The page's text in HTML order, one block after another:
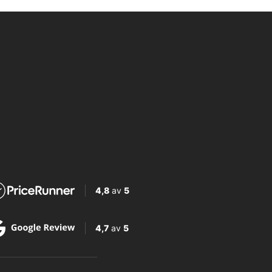
4,8av 5
4,7av 5